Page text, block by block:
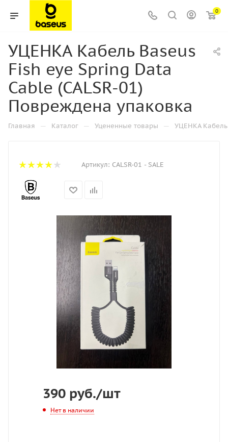
0
УЦЕНКА Кабель Baseus
Fish eye Spring Data
Cable (CALSR-01)
Повреждена упаковка
Главная — Каталог — Уцененные товары — УЦЕНКА Кабель
Артикул: CALSR-01 - SALE
390 руб./шт
Нет в наличии